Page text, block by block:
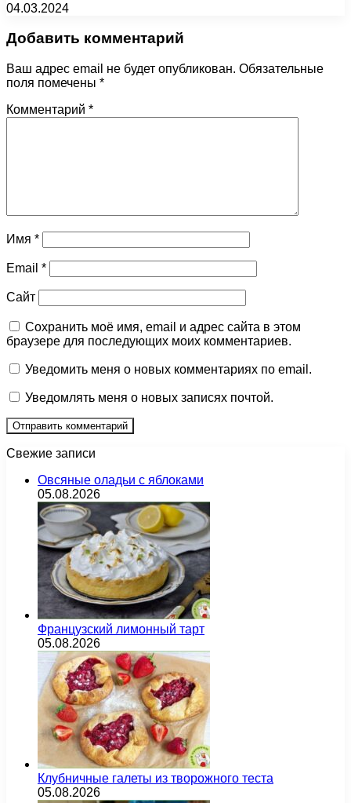
04.03.2024
Добавить комментарий
Ваш адрес email не будет опубликован. Обязательные
поля помечены *
Комментарий *
Имя *
Email *
Сайт
Сохранить моё имя, email и адрес сайта в этом
браузере для последующих моих комментариев.
Уведомить меня о новых комментариях по email.
Уведомлять меня о новых записях почтой.
Свежие записи
Овсяные оладьи с яблоками
05.08.2026
Французский лимонный тарт
05.08.2026
Клубничные галеты из творожного теста
05.08.2026